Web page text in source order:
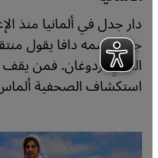
دار جدل في ألمانيا
جديد اسمه دافا يقول
التركي أردوغان. فمن
استكشاف الصحفية